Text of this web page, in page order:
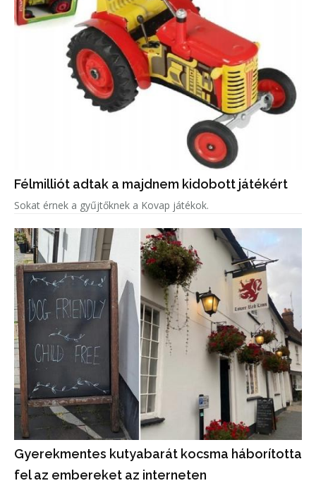
Félmilliót adtak a majdnem kidobott játékért
Sokat érnek a gyűjtőknek a Kovap játékok.
Gyerekmentes kutyabarát kocsma háborította
fel az embereket az interneten